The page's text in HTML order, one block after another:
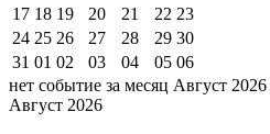
17 18 19 20 21 22 23
24 25 26 27 28 29 30
31 01 02 03 04 05 06
нет событие за месяц Август 2026
Август 2026